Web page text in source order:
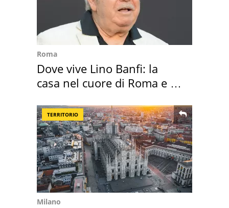
Roma
Dove vive Lino Banfi: la
casa nel cuore di Roma e i
TERRITORIO
Milano